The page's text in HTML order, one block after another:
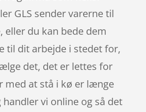
GLS sender varerne til
eller du kan bede dem
til dit arbejde i stedet for,
det, det er lettes for
med at stå i kø er længe
handler vi online og så det